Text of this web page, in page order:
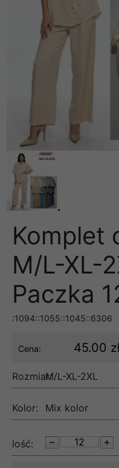
Komplet
M/L-XL-
Paczka
:1094::1055::1045::6306
Cena: 45.00
Rozmiar:M/L-XL-2XL
Kolor: Mix kolor
lość: